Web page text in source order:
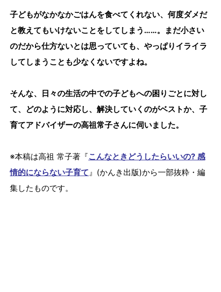
子どもがなかなかごはんを食べてくれない、何度ダメだ
と教えてもいけないことをしてしまう……。まだ小さい
のだから仕方ないとは思っていても、やっぱりイライラ
してしまうことも少なくないですよね。
そんな、日々の生活の中での子どもへの困りごとに対し
て、どのように対応し、解決していくのがベストか、子
育てアドバイザーの高祖常子さんに伺いました。
※本稿は高祖 常子著『こんなときどうしたらいいの? 感
情的にならない子育て 』(かんき出版)から一部抜粋・編
集したものです。